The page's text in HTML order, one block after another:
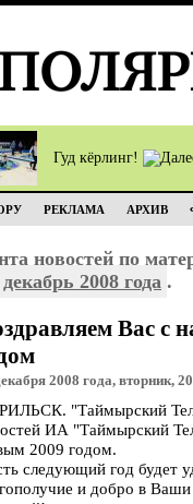
Гуд кёрлинг!
РЕКЛАМА АРХИВ
новостей по
декабрь 2008 года .
Вас с
2008 года, вторник,
"Таймырский
ИА "Таймырский
2009 годом.
следующий год будет
и добро в